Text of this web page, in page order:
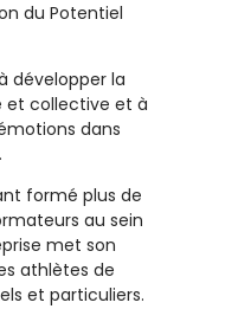
du Potentiel
développer la
et collective et à
dans
formé plus de
au sein
met son
athlètes de
et particuliers.